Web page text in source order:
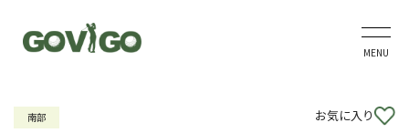
MENU
南部 お気に入り